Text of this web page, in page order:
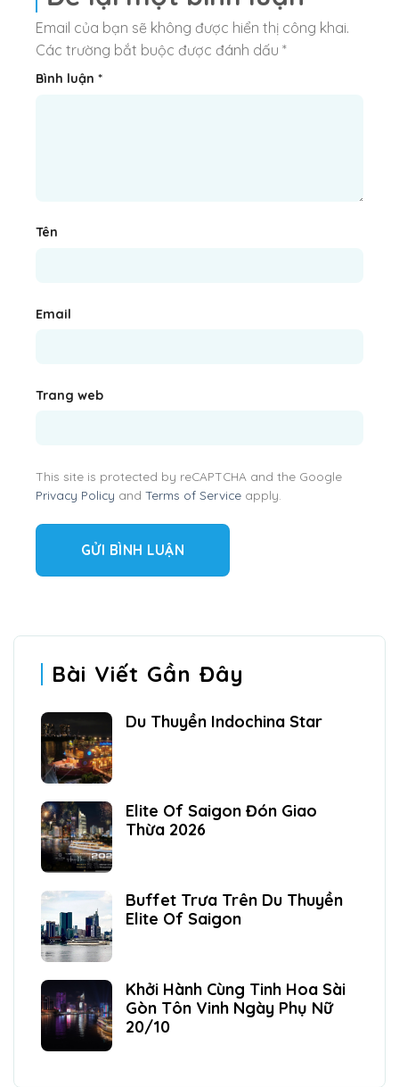
Email của bạn sẽ không được hiển thị công khai.
Các trường bắt buộc được đánh dấu *
Bình luận *
Tên
Email
Trang web
This site is protected by reCAPTCHA and the Google
Privacy Policy and Terms of Service apply.
Bài Viết Gần Đây
Du Thuyền Indochina Star
Elite Of Saigon Đón Giao
Thừa 2026
Buffet Trưa Trên Du Thuyền
Elite Of Saigon
Khởi Hành Cùng Tinh Hoa Sài
Gòn Tôn Vinh Ngày Phụ Nữ
20/10